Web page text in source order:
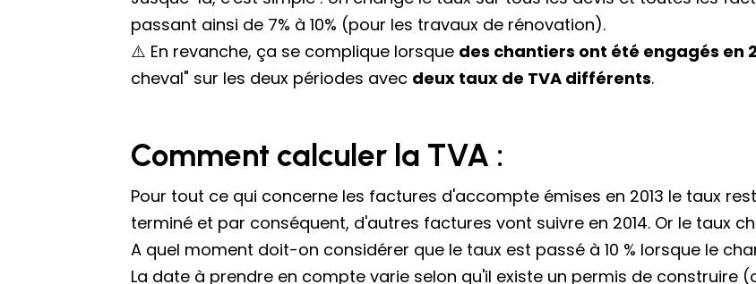
passant ainsi de 7% à 10% (pour les travaux de rénovation).
⚠️ En revanche, ça se complique lorsque des chantiers ont été engagés en
cheval" sur les deux périodes avec deux taux de TVA différents.
Comment calculer la TVA :
Pour tout ce qui concerne les factures d'accompte émises en 2013 le taux
terminé et par conséquent, d'autres factures vont suivre en 2014. Or le taux
A quel moment doit-on considérer que le taux est passé à 10 % lorsque le
La date à prendre en compte varie selon qu'il existe un permis de construire